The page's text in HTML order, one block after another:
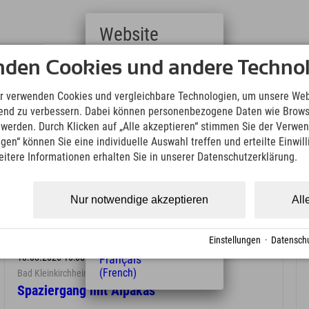
18.08.2026 16:00 Uhr
Bad Kleinkirchheim
Spaziergang mit Alpakas
Cookies und andere
verwenden Cookies und vergleichbare Technologien, um unsere
zu verbessern. Dabei können personenbezogene Daten wie
Durch Klicken auf „Alle akzeptieren“ stimmen Sie der
können Sie eine individuelle Auswahl treffen und erteilte
Informationen erhalten Sie in unserer Datenschutzerklärung.
Nur notwendige akzeptieren
Einstellungen ·
Website
Deutsch
(German)
English
(English)
Italiano
(Italian)
Čeština
(Czech)
Magyar
Nederlands
Français
(French)